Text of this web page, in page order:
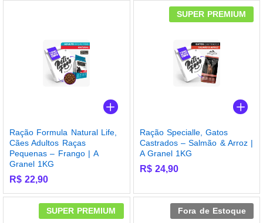
Ração Formula Natural Life,
Cães Adultos Raças
Pequenas – Frango | A
Granel 1KG
R$ 22,90
SUPER PREMIUM
Ração Specialle, Gatos
Castrados – Salmão & Arroz |
A Granel 1KG
R$24,90
SUPER PREMIUM Fora de Estoque